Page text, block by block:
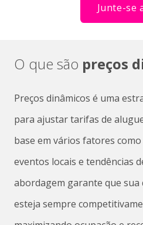
Junte-se
O que são preços
Preços dinâmicos é uma
para ajustar tarifas de
base em vários fatores
eventos locais e tendências
abordagem garante que sua
esteja sempre